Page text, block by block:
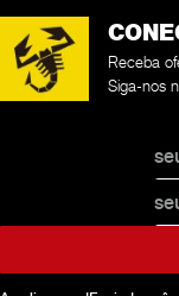
Receba
Siga-nos